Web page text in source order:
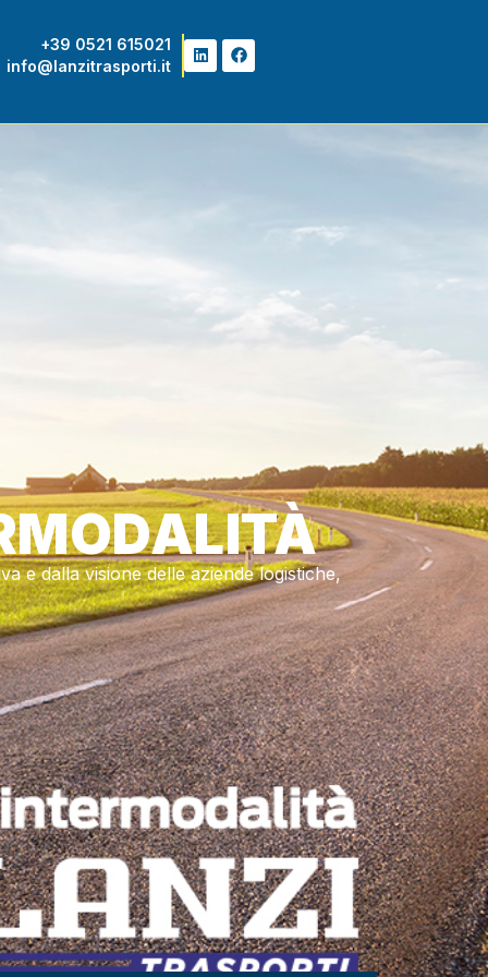
+39 0521 615021
info@lanzitrasporti.it
e dalla visione delle aziende logistiche,